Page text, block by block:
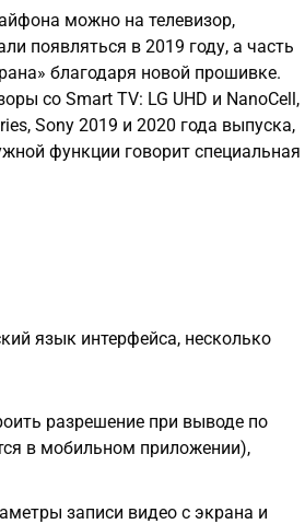
можно на телевизор,
появляться в 2019 году, а часть
благодаря новой прошивке.
со Smart TV: LG UHD и NanoCell,
Sony 2019 и 2020 года выпуска,
функции говорит специальная
язык интерфейса, несколько
разрешение при выводе по
в мобильном приложении),
записи видео с экрана и